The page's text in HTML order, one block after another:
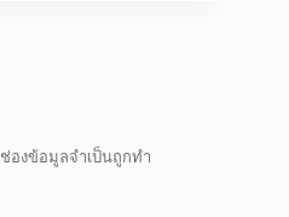
ช่องข้อมูลจำเป็นถูกทำ